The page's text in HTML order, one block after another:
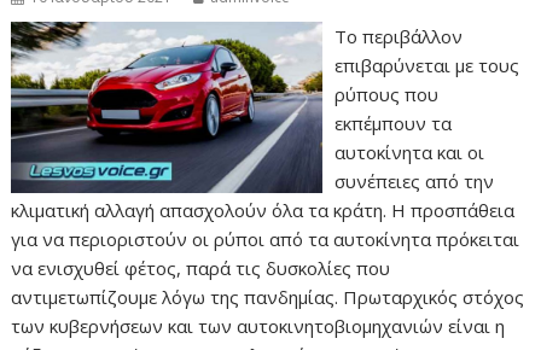
Το περιβάλλον
επιβαρύνεται με τους
ρύπους που
εκπέμπουν τα
αυτοκίνητα και οι
συνέπειες από την
κλιματική αλλαγή απασχολούν όλα τα κράτη. Η προσπάθεια
για να περιοριστούν οι ρύποι από τα αυτοκίνητα πρόκειται
να ενισχυθεί φέτος, παρά τις δυσκολίες που
αντιμετωπίζουμε λόγω της πανδημίας. Πρωταρχικός στόχος
των κυβερνήσεων και των αυτοκινητοβιομηχανιών είναι η